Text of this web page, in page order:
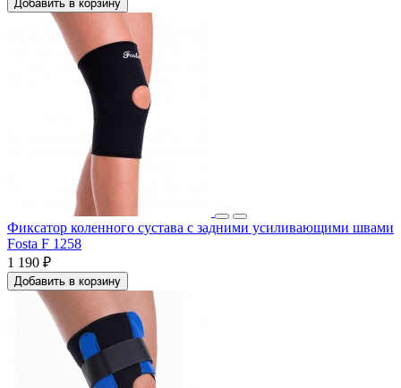
Добавить в корзину
Фиксатор коленного сустава с задними усиливающими швами
Fosta F 1258
1 190 ₽
Добавить в корзину